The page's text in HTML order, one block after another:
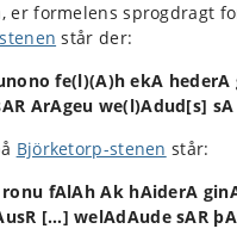
er formelens sprogdragt
står der:
fe(l)(A)h ekA hederA
ArAgeu we(l)Adud[s]
Björketorp-stenen står:
fAlAh Ak hAiderA
[…] welAdAude sAR